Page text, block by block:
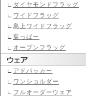
∟ ダイヤモンドフラッグ
∟ ワイドフラッグ
∟ 島上ワイドフラッグ
∟ 葉っぱー
∟ オープンフラッグ
∟ アドパッカー
∟ ワンショルダー
∟ フルオーダーウェア